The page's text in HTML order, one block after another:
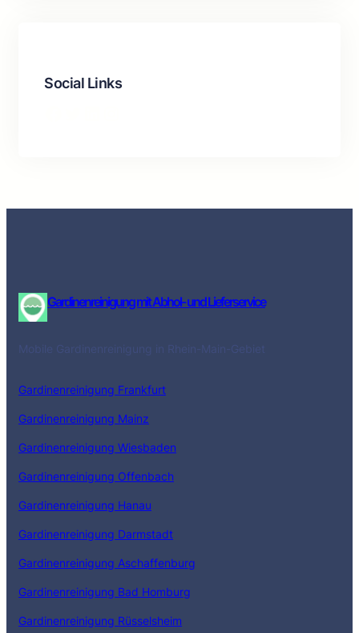
Social Links
Gardinenreinigung mit Abhol- und Lieferservice
Mobile Gardinenreinigung in Rhein-Main-Gebiet
Gardinenreinigung Frankfurt
Gardinenreinigung Mainz
Gardinenreinigung Wiesbaden
Gardinenreinigung Offenbach
Gardinenreinigung Hanau
Gardinenreinigung Darmstadt
Gardinenreinigung Aschaffenburg
Gardinenreinigung Bad Homburg
Gardinenreinigung Rüsselsheim